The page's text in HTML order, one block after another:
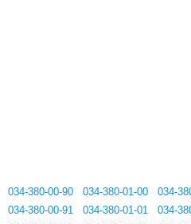
034-380-00-90
034-380-00-91
034-380-01-00
034-380-01-01
034-
034-